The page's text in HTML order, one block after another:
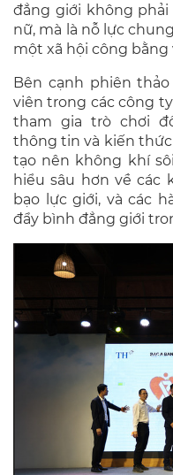
đẳng giới không
nữ, mà là nỗ lực
một xã hội công bằng
Bên cạnh phiên
viên trong các công
tham gia trò chơi
thông tin và kiến thức
tạo nên không khí
hiểu sâu hơn về các
bạo lực giới, và các
đẩy bình đẳng giới